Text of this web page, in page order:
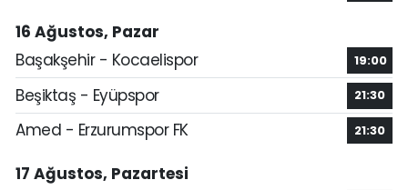
16 Ağustos, Pazar
Başakşehir - Kocaelispor
19:00
Beşiktaş - Eyüpspor 21:30
Amed - Erzurumspor FK 21:30
17 Ağustos, Pazartesi